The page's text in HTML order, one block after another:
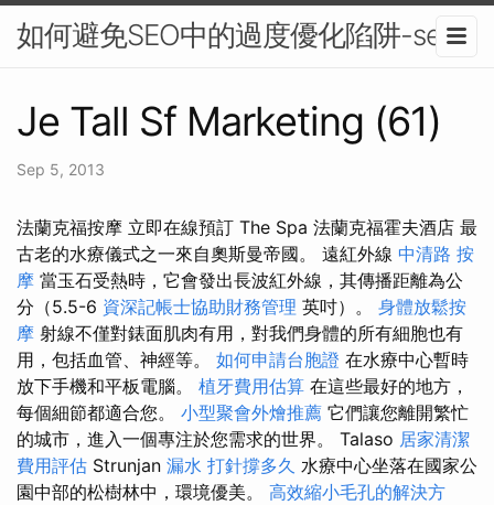
如何避免SEO中的過度優化陷阱-seo
Je Tall Sf Marketing (61)
Sep 5, 2013
法蘭克福按摩 立即在線預訂 The Spa 法蘭克福霍夫酒店 最
古老的水療儀式之一來自奧斯曼帝國。 遠紅外線 中清路 按
摩 當玉石受熱時，它會發出長波紅外線，其傳播距離為公
分（5.5-6 資深記帳士協助財務管理 英吋）。 身體放鬆按
摩 射線不僅對錶面肌肉有用，對我們身體的所有細胞也有
用，包括血管、神經等。 如何申請台胞證 在水療中心暫時
放下手機和平板電腦。 植牙費用估算 在這些最好的地方，
每個細節都適合您。 小型聚會外燴推薦 它們讓您離開繁忙
的城市，進入一個專注於您需求的世界。 Talaso 居家清潔
費用評估 Strunjan 漏水 打針撐多久 水療中心坐落在國家公
園中部的松樹林中，環境優美。 高效縮小毛孔的解決方